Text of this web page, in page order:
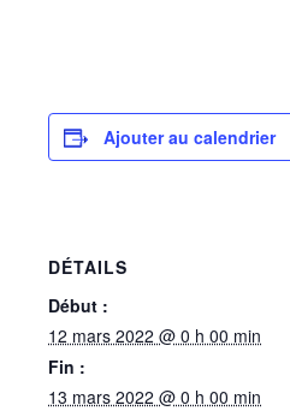
Ajouter au calendrier
DÉTAILS
Début :
12 mars 2022 @ 0 h 00 min
Fin :
13 mars 2022 @ 0 h 00 min